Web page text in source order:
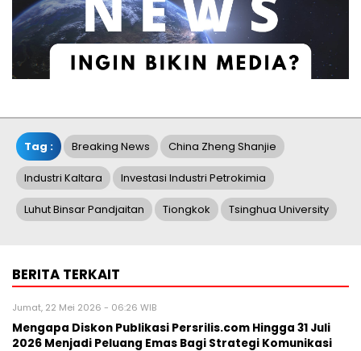
Tag : Breaking News China Zheng Shanjie
Industri Kaltara Investasi Industri Petrokimia
Luhut Binsar Pandjaitan Tiongkok Tsinghua University
BERITA TERKAIT
Jumat, 22 Mei 2026 - 06:26 WIB
Mengapa Diskon Publikasi Persrilis.com Hingga 31 Juli
2026 Menjadi Peluang Emas Bagi Strategi Komunikasi